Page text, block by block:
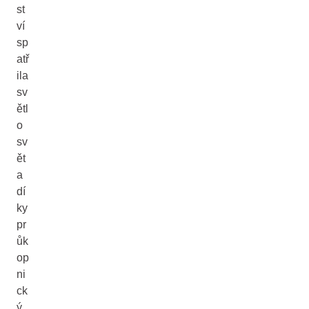
st
ví
sp
atř
ila
sv
ětl
o
sv
ět
a
dí
ky
pr
ůk
op
ni
ck